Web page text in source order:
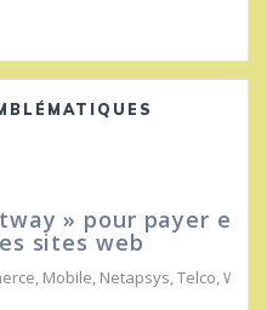
» pour payer en
sites web
,Mobile,Netapsys,Telco,Web